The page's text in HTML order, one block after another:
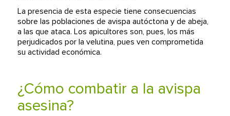
La presencia de esta especie tiene consecuencias
sobre las poblaciones de avispa autóctona y de abeja,
a las que ataca. Los apicultores son, pues, los más
perjudicados por la velutina, pues ven comprometida
su actividad económica.
¿Cómo combatir a la avispa
asesina?